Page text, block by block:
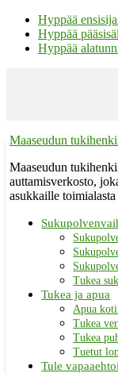
Hyppää
Hyppää
Hyppää
Maaseudun
Maaseudun
auttamisverkosto,
asukkaille
Tukea
Tukea ja apua
Apua
Tukea
Tukea
Tuetut
Tule